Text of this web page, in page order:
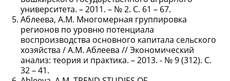
университета. – 2011. – № 2. С. 61 – 67.
Аблеева, А.М. Многомерная группировка
регионов по уровню потенциала
воспроизводства основного капитала сельского
хозяйства / А.М. Аблеева // Экономический
анализ: теория и практика. – 2013. - № 9 (312). С.
32 – 41.